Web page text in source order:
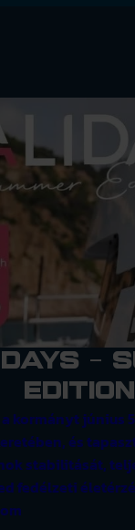
-
EDITION
kormányt június
és
stabilitását,
fedélzeti